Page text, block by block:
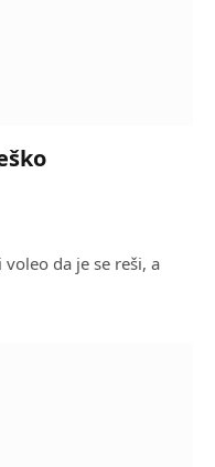
da je se reši, a